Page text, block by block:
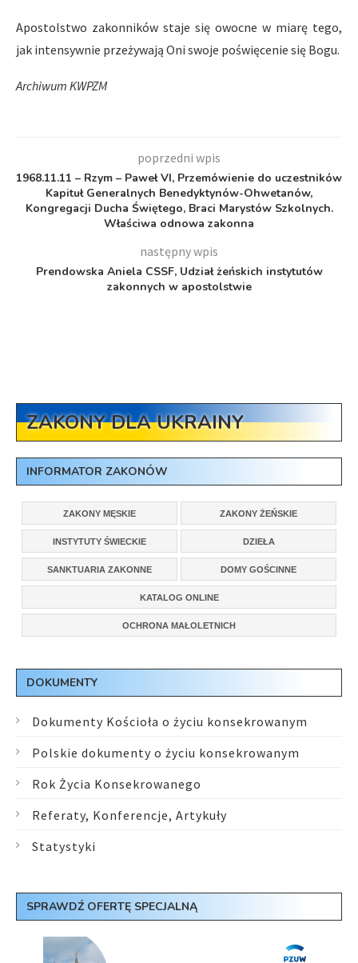
Apostolstwo zakonników staje się owocne w miarę tego,
jak intensywnie przeżywają Oni swoje poświęcenie się Bogu.
Archiwum KWPZM
poprzedni wpis
1968.11.11 – Rzym – Paweł VI, Przemówienie do uczestników
Kapituł Generalnych Benedyktynów-Ohwetanów,
Kongregacji Ducha Świętego, Braci Marystów Szkolnych.
Właściwa odnowa zakonna
następny wpis
Prendowska Aniela CSSF, Udział żeńskich instytutów
zakonnych w apostolstwie
ZAKONY DLA UKRAINY
INFORMATOR ZAKONÓW
ZAKONY MĘSKIE ZAKONY ŻEŃSKIE
INSTYTUTY ŚWIECKIE DZIEŁA
SANKTUARIA ZAKONNE DOMY GOŚCINNE
KATALOG ONLINE
OCHRONA MAŁOLETNICH
DOKUMENTY
Dokumenty Kościoła o życiu konsekrowanym
Polskie dokumenty o życiu konsekrowanym
Rok Życia Konsekrowanego
Referaty, Konferencje, Artykuły
Statystyki
SPRAWDŹ OFERTĘ SPECJALNĄ